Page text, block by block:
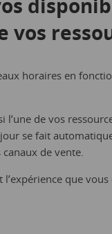
horaires en
de vos
se fait
de vente.
que